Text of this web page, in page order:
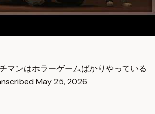
マンはホラーゲームばかりやっている
May 25, 2026